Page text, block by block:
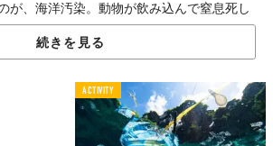
が、海洋汚染。動物が飲み込んで窒息死し
質を吸着して体内で濃縮されてしまったり
が、インドネシア在住のサーファー、Kevin
然素材で超安全な“水に溶けちゃう”プラス
続きを見る
ACTIVITY